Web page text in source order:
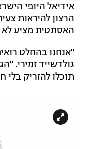
אידיאל היופי
הרצון להיראות
האסתטית מציע לא
"אנחנו בהחלט
גולדשייד זמירי.
תוכלו להזריק בלי חשש? הנה 5